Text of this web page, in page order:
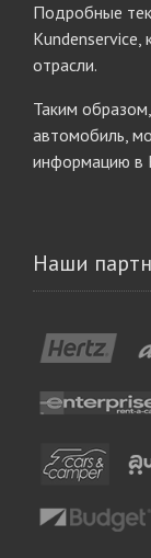
Подробные
Kundenservice,
отрасли.
Таким
автомобиль,
информацию в
Наши